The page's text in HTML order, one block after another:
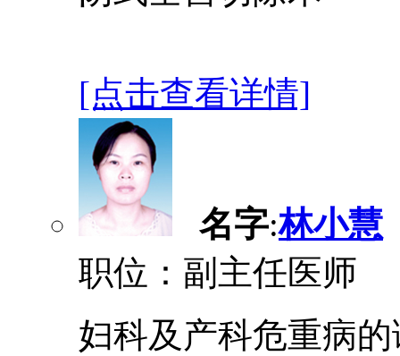
[点击查看详情]
名字:林小慧
职位：副主任医师
妇科及产科危重病